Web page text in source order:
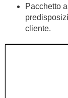
Pacchetto
cliente.